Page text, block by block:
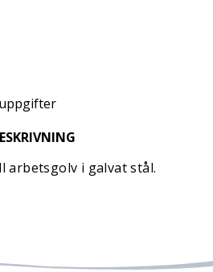
arbetsgolv i galvat stål.